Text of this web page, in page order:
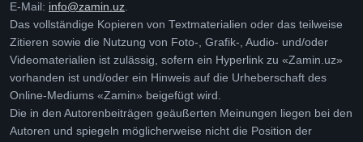
E-Mail: info@zamin.uz.
Das vollständige Kopieren von Textmaterialien oder das teilweise
Zitieren sowie die Nutzung von Foto-, Grafik-, Audio- und/oder
Videomaterialien ist zulässig, sofern ein Hyperlink zu «Zamin.uz»
vorhanden ist und/oder ein Hinweis auf die Urheberschaft des
Online-Mediums «Zamin» beigefügt wird.
Die in den Autorenbeiträgen geäußerten Meinungen liegen bei den
Autoren und spiegeln möglicherweise nicht die Position der